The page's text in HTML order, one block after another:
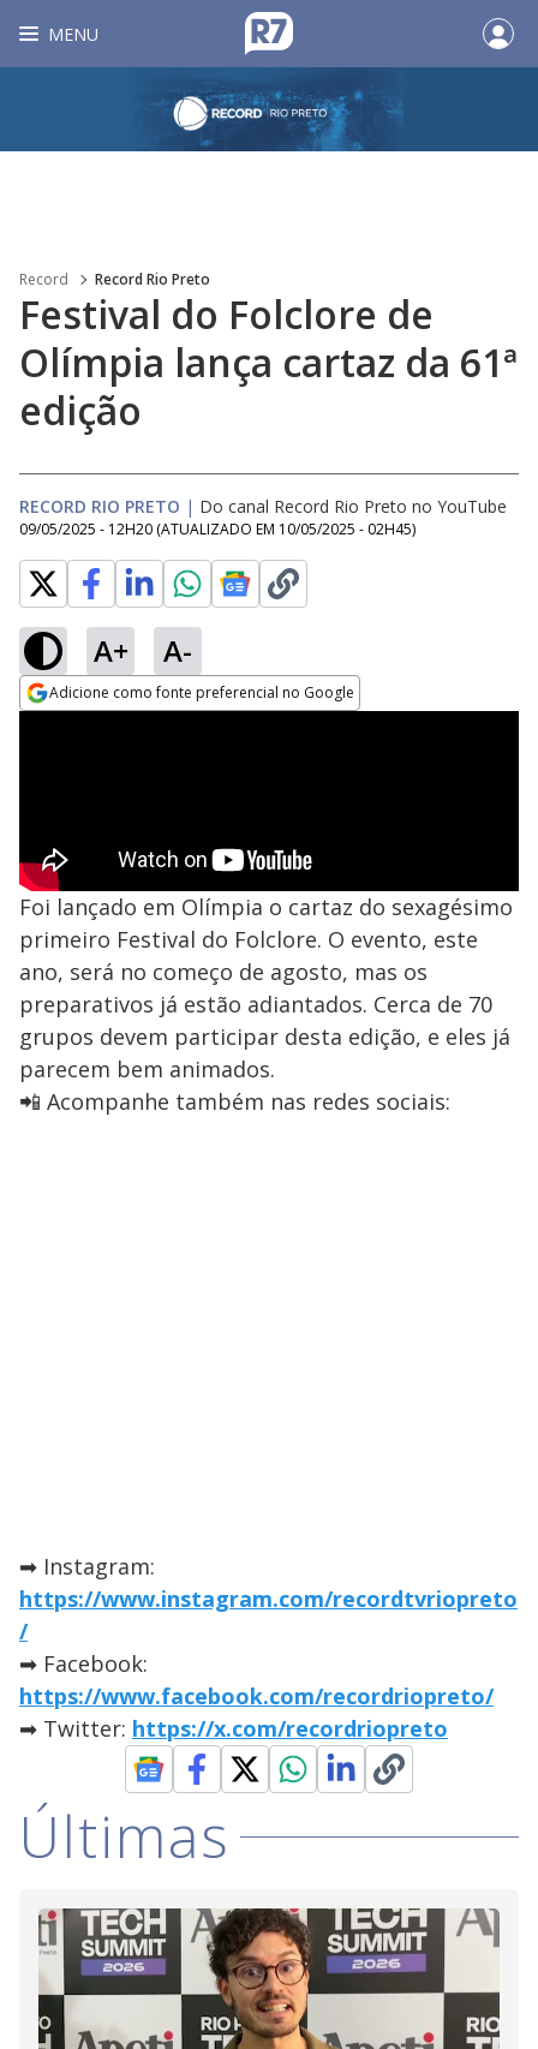
MENU
Record Record Rio Preto
Festival do Folclore de
Olímpia lança cartaz da 61ª
edição
RECORD RIO PRETO | Do canal Record Rio Preto no YouTube
09/05/2025 - 12H20 (ATUALIZADO EM 10/05/2025 - 02H45)
A+ A-
Adicione como fonte preferencial no Google
Foi lançado em Olímpia o cartaz do sexagésimo
primeiro Festival do Folclore. O evento, este
ano, será no começo de agosto, mas os
preparativos já estão adiantados. Cerca de 70
grupos devem participar desta edição, e eles já
parecem bem animados.
📲 Acompanhe também nas redes sociais:
➡ Instagram:
https://www.instagram.com/recordtvriopreto
/
➡ Facebook:
https://www.facebook.com/recordriopreto/
➡ Twitter: https://x.com/recordriopreto
Últimas